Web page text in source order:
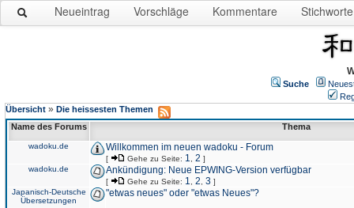
Neueintrag Vorschläge Kommentare Stichworte
Suche
Übersicht » Die heissesten Themen
Name des Forums
Thema
wadoku.de Willkommen im neuen wadoku - Forum
[ Gehe zu Seite: 1 2 ]
wadoku.de
Ankündigung: Neue EPWING-Version verfügbar
[ Gehe zu Seite: 1 2 3 ]
Japanisch-Deutsche
Übersetzungen
"etwas neues" oder "etwas Neues"?